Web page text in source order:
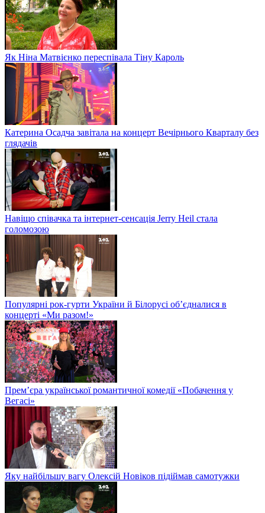
Як Ніна Матвієнко переспівала Тіну Кароль
Катерина Осадча завітала на концерт Вечірнього Кварталу без
глядачів
Навіщо співачка та інтернет-сенсація Jerry Heil стала
голомозою
Популярні рок-гурти України й Білорусі об’єдналися в
концерті «Ми разом!»
Прем’єра української романтичної комедії «Побачення у
Вегасі»
Яку найбільшу вагу Олексій Новіков підіймав самотужки